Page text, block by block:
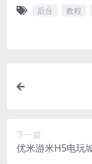
后台 教程
下一篇
优米游米H5电玩